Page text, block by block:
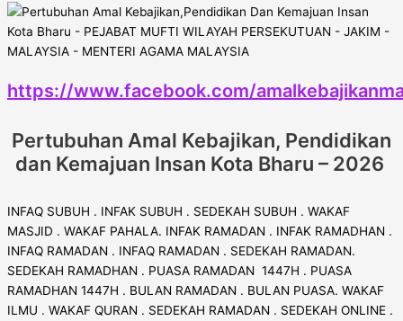
https://www.facebook.com/
Pertubuhan Amal Kebajikan, Pendidikan
dan Kemajuan Insan Kota Bharu – 2026
INFAQ SUBUH . INFAK SUBUH . SEDEKAH SUBUH . WAKAF
MASJID . WAKAF PAHALA. INFAK RAMADAN . INFAK RAMADHAN .
INFAQ RAMADAN . INFAQ RAMADAN . SEDEKAH RAMADAN.
SEDEKAH RAMADHAN . PUASA RAMADAN 1447H . PUASA
RAMADHAN 1447H . BULAN RAMADAN . BULAN PUASA. WAKAF
ILMU . WAKAF QURAN . SEDEKAH RAMADAN . SEDEKAH ONLINE .